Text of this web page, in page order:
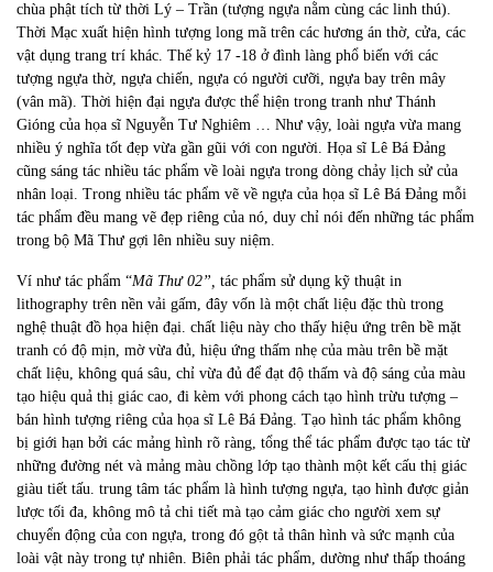
chùa phật tích từ thời Lý – Trần (tượng ngựa nằm cùng các linh thú).
Thời Mạc xuất hiện hình tượng long mã trên các hương án thờ, cửa, các
vật dụng trang trí khác. Thế kỷ 17 -18 ở đình làng phổ biến với các
tượng ngựa thờ, ngựa chiến, ngựa có người cưỡi, ngựa bay trên mây
(vân mã). Thời hiện đại ngựa được thể hiện trong tranh như Thánh
Gióng của họa sĩ Nguyễn Tư Nghiêm … Như vậy, loài ngựa vừa mang
nhiều ý nghĩa tốt đẹp vừa gần gũi với con người. Họa sĩ Lê Bá Đảng
cũng sáng tác nhiều tác phẩm về loài ngựa trong dòng chảy lịch sử của
nhân loại. Trong nhiều tác phẩm vẽ về ngựa của họa sĩ Lê Bá Đảng mỗi
tác phẩm đều mang vẽ đẹp riêng của nó, duy chỉ nói đến những tác phẩm
trong bộ Mã Thư gợi lên nhiều suy niệm.
Ví như tác phẩm “Mã Thư 02”, tác phẩm sử dụng kỹ thuật in
lithography trên nền vải gấm, đây vốn là một chất liệu đặc thù trong
nghệ thuật đồ họa hiện đại. chất liệu này cho thấy hiệu ứng trên bề mặt
tranh có độ mịn, mờ vừa đủ, hiệu ứng thấm nhẹ của màu trên bề mặt
chất liệu, không quá sâu, chỉ vừa đủ để đạt độ thấm và độ sáng của màu
tạo hiệu quả thị giác cao, đi kèm với phong cách tạo hình trừu tượng –
bán hình tượng riêng của họa sĩ Lê Bá Đảng. Tạo hình tác phẩm không
bị giới hạn bởi các mảng hình rõ ràng, tổng thể tác phẩm được tạo tác từ
những đường nét và mảng màu chồng lớp tạo thành một kết cấu thị giác
giàu tiết tấu. trung tâm tác phẩm là hình tượng ngựa, tạo hình được giản
lược tối đa, không mô tả chi tiết mà tạo cảm giác cho người xem sự
chuyển động của con ngựa, trong đó gột tả thân hình và sức mạnh của
loài vật này trong tự nhiên. Biên phải tác phẩm, dường như thấp thoáng